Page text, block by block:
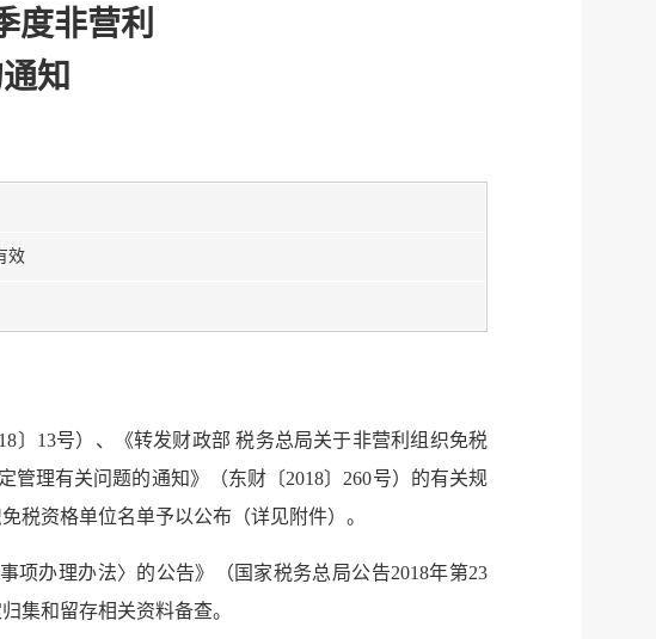
度非营利
知
效
〕13号）、《转发财政部 税务总局关于非营利组织免税
理有关问题的通知》（东财〔2018〕260号）的有关规
税资格单位名单予以公布（详见附件）。
办理办法〉的公告》（国家税务总局公告2018年第23
集和留存相关资料备查。